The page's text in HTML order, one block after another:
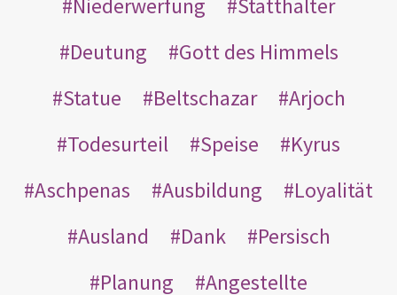
Deutung
Gott des Himmels
Statue
Beltschazar
Arjoch
Todesurteil
Speise
Kyrus
Aschpenas
Ausbildung
Loyalität
Ausland
Dank
Persisch
Planung
Angestellte